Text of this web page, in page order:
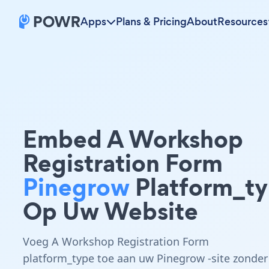
Apps Plans & PricingAboutResources
Embed A Workshop
Registration Form
Pinegrow
Op Uw Website
Voeg A Workshop Registration Form
platform_type toe aan uw Pinegrow -site zonder